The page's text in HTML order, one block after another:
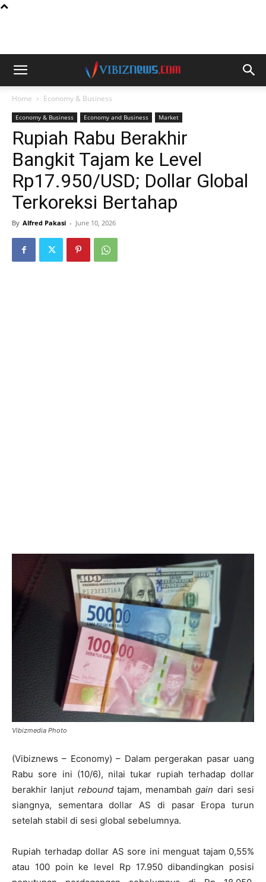
Home Economy & Business
Economy & Business Economy and Business Market
Rupiah Rabu Berakhir
Bangkit Tajam ke Level
Rp17.950/USD; Dollar Global
Terkoreksi Bertahap
By Alfred Pakasi - June 10, 2026
Vibizmedia Photo
(Vibiznews – Economy) – Dalam pergerakan pasar uang
Rabu sore ini (10/6), nilai tukar rupiah terhadap dollar
berakhir lanjut reboundtajam, menambahgain dari sesi
siangnya, sementara dollar AS di pasar Eropa turun
setelah stabil di sesi global sebelumnya.
Rupiah terhadap dollar AS sore ini menguat tajam 0,55%
atau 100 poin ke level Rp 17.950 dibandingkan posisi